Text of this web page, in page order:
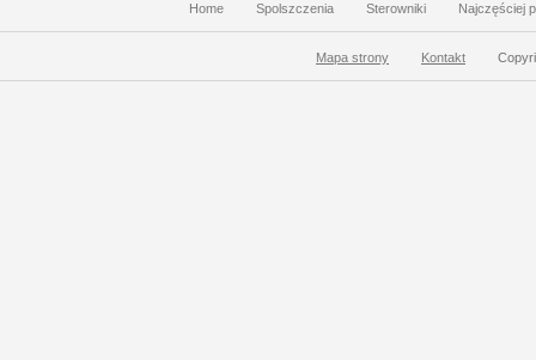
Home Spolszczenia Sterowniki Najczęściej
Mapa strony Kontakt